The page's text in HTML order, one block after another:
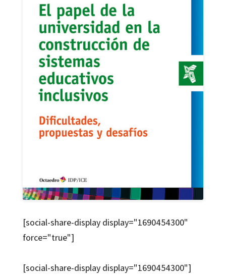
[social-share-display display="1690454300"
force="true"]
[social-share-display display="1690454300"]